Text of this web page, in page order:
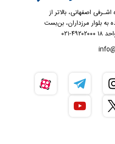
اشـرفی اصفهانی، بالاتر از
به بلوار مرزداران، بن‌بست